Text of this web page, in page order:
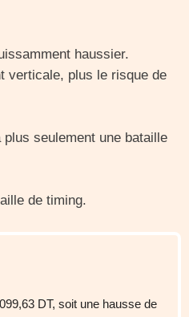
haussier.
verticale, plus le risque de
seulement une bataille
de timing.
DT, soit une hausse de